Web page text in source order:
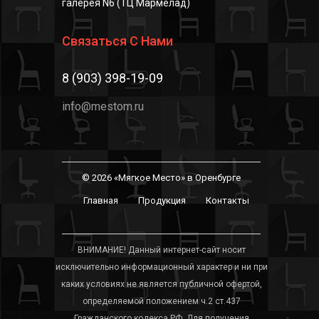
галерея N6 (ТЦ Мармелад)
Связаться С Нами
8 (903) 398-19-09
info@mestom.ru
© 2026 «Мягкое Место» в Оренбурге
Главная Продукция Контакты
ВНИМАНИЕ! Данный интернет-сайт носит
исключительно информационный характер и ни при
каких условиях не является публичной офертой,
определяемой положением ч.2 ст.437